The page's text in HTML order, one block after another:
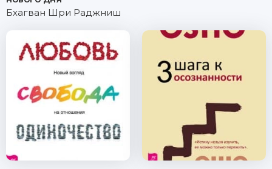
Бхагван Шри Раджниш